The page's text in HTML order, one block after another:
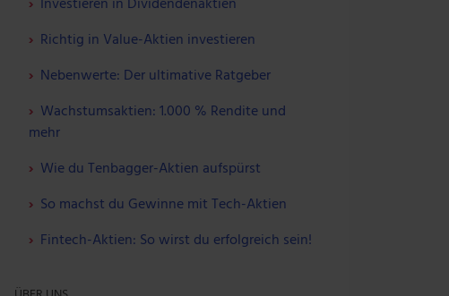
Richtig in Value-Aktien investieren
Nebenwerte: Der ultimative Ratgeber
Wachstumsaktien: 1.000 % Rendite und
mehr
Wie du Tenbagger-Aktien aufspürst
So machst du Gewinne mit Tech-Aktien
Fintech-Aktien: So wirst du erfolgreich sein!